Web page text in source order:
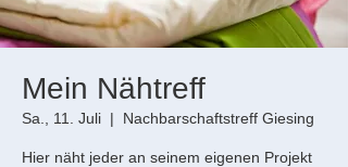
Mein Nähtreff
Sa., 11. Juli
  |
Nachbarschaftstreff Giesing
Hier näht jeder an seinem eigenen Projekt